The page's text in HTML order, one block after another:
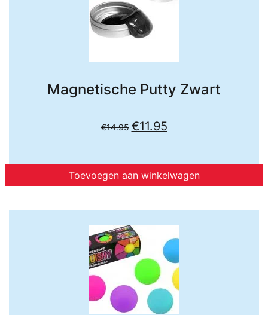
Magnetische Putty Zwart
€14.95 Oorspronkelijke
prijs
€11.95Huidige
prijs
Toevoegen aan winkelwagen